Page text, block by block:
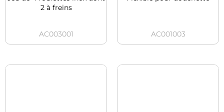
2 à freins
AC003001 AC001003